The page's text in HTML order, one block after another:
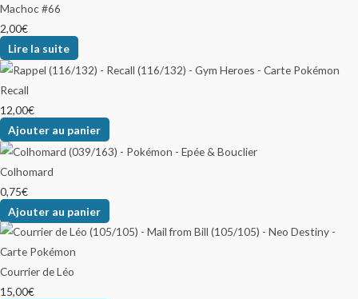
Machoc #66
2,00€
Lire la suite
Recall
12,00€
Ajouter au panier
Colhomard
0,75€
Ajouter au panier
Courrier de Léo
15,00€